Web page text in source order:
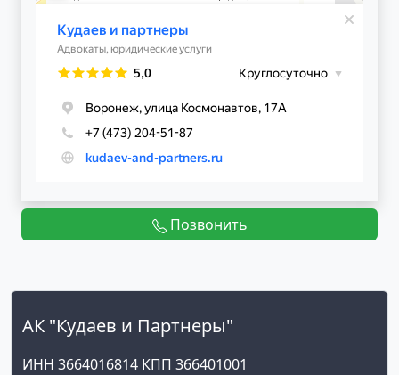
Позвонить
АК "Кудаев и Партнеры"
ИНН 3664016814 КПП 366401001